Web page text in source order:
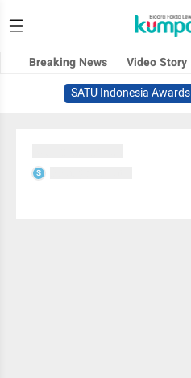
Breaking News Video Story
SATU Indonesia Awards
S